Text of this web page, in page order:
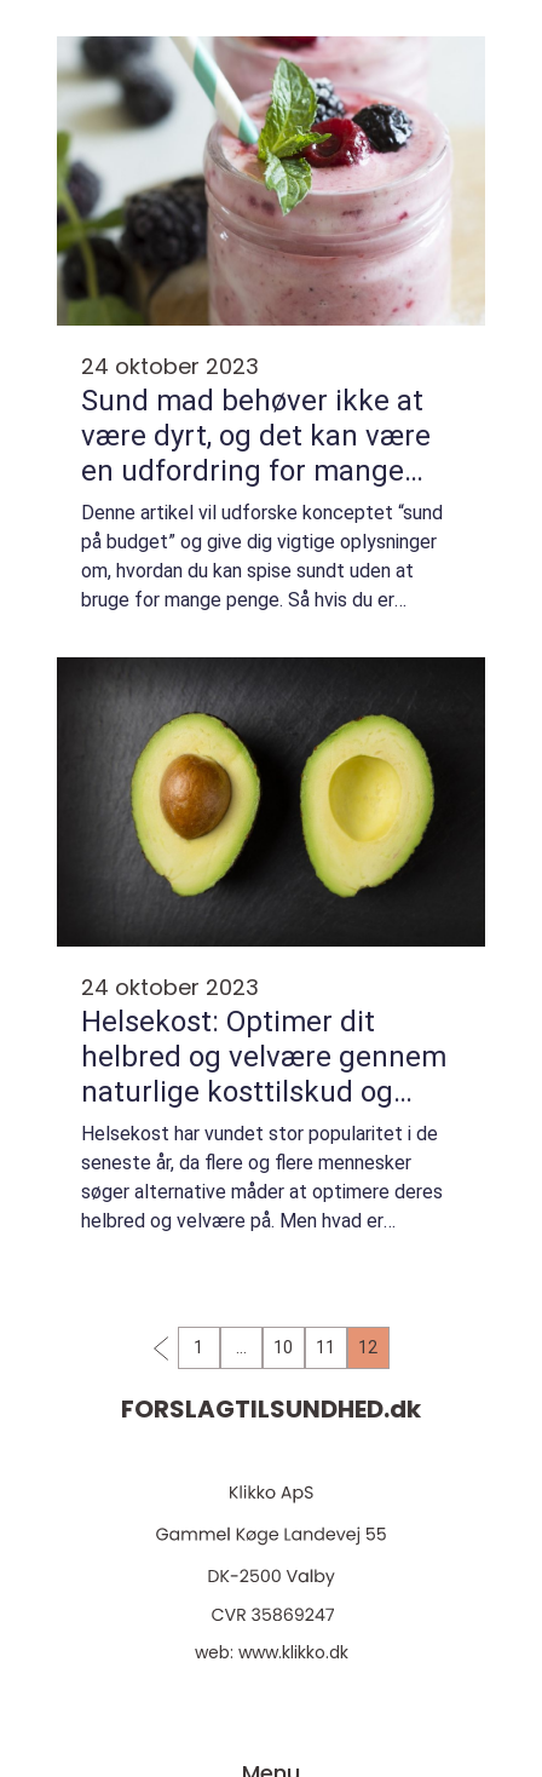
Oprindelse af helsekost bevægelsen ...
24 oktober 2023
Sund mad behøver ikke at
være dyrt, og det kan være
en udfordring for mange
mennesker at finde måder
at spise sundt uden at
sprænge budgettet
Denne artikel vil udforske konceptet “sund
på budget” og give dig vigtige oplysninger
om, hvordan du kan spise sundt uden at
bruge for mange penge. Så hvis du er
gennem kost, men ønsker at gøre det p...
24 oktober 2023
Helsekost: Optimer dit
helbred og velvære gennem
naturlige kosttilskud og
superfoods
Helsekost har vundet stor popularitet i de
seneste år, da flere og flere mennesker
søger alternative måder at optimere deres
helbred og velvære på. Men hvad er
1 10 11 12
FORSLAGTILSUNDHED.dk
web: www.klikko.dk